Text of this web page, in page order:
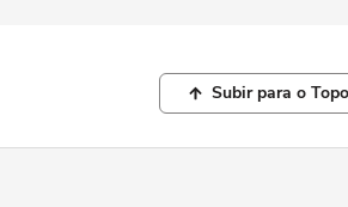
Subir para o Topo